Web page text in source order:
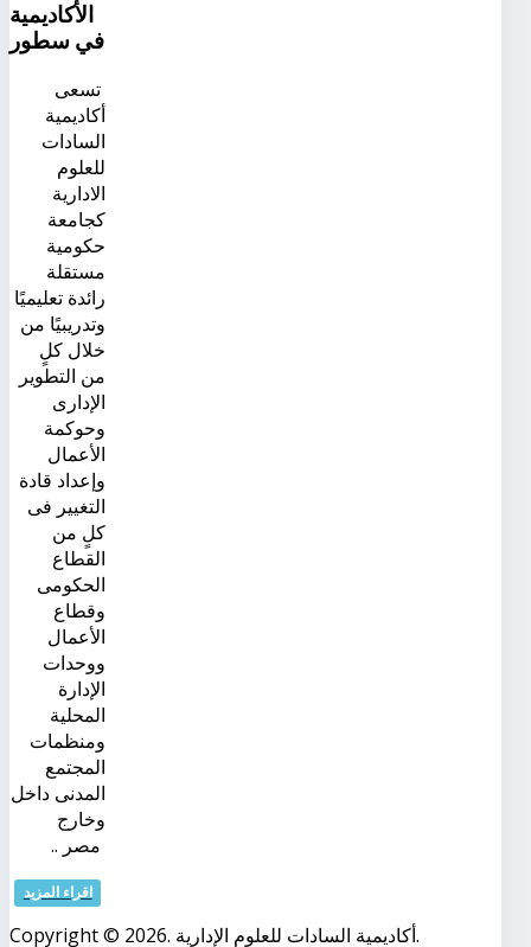
الأكاديمية
في سطور
تسعى
أكاديمية
السادات
للعلوم
الادارية
كجامعة
حكومية
مستقلة
رائدة تعليميًا
وتدريبيًا من
خلال كلٍ
من التطوير
الإدارى
وحوكمة
الأعمال
وإعداد قادة
التغيير فى
كلٍ من
القطاع
الحكومى
وقطاع
الأعمال
ووحدات
الإدارة
المحلية
ومنظمات
المجتمع
المدنى داخل
وخارج
مصر ..
اقراء المزيد
Copyright © 2026. أكاديمية السادات للعلوم الإدارية.